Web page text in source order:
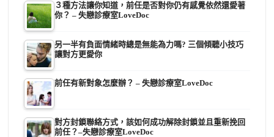
３種方法讓你知道，前任是否對你仍有感覺依然還愛著
你？ – 失戀診療室LoveDoc
另一半有負面情緒時總是無能為力嗎? 三個傾聽小技巧
讓對方更愛你
前任有新對象怎麼辦？ – 失戀診療室LoveDoc
對方封鎖聯絡方式，該如何成功解除封鎖並且重新挽回
前任？–失戀診療室LoveDoc